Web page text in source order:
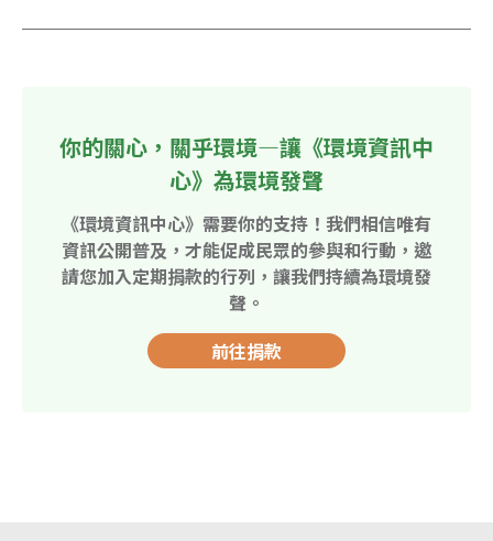
你的關心，關乎環境—讓《環境資訊中
心》為環境發聲
《環境資訊中心》需要你的支持！我們相信唯有
資訊公開普及，才能促成民眾的參與和行動，邀
請您加入定期捐款的行列，讓我們持續為環境發
聲。
前往捐款